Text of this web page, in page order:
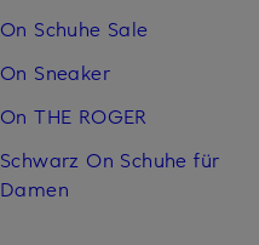
On Schuhe Sale
On Sneaker
On THE ROGER
Schwarz On Schuhe für
Damen